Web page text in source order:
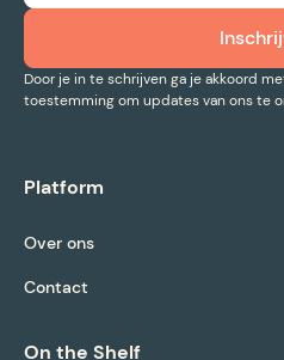
Door je in te schrijven ga je akkoord
toestemming om updates van ons te
Platform
Over ons
Contact
On the Shelf